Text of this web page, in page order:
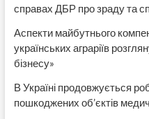
справах ДБР про зраду та
Аспекти майбутнього
українських аграріїв
бізнесу»
В Україні продовжується
пошкоджених об’єктів